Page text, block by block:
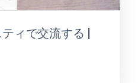
ィで交流する |